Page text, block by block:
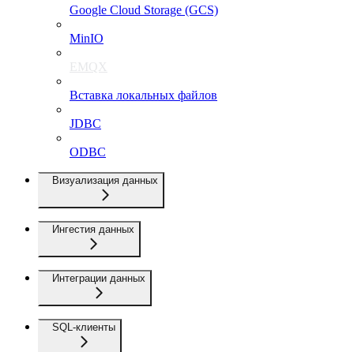
Google Cloud Storage (GCS)
MinIO
EMQX
Вставка локальных файлов
JDBC
ODBC
Визуализация данных
Ингестия данных
Интеграции данных
SQL-клиенты